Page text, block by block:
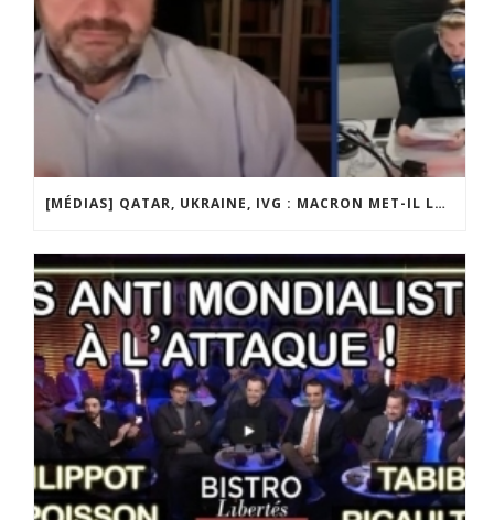
[MÉDIAS] QATAR, UKRAINE, IVG : MACRON MET-IL LA FRANCE EN DANGER ? JF POISSON INVITÉ DE LIGNE DROITE SUR RADIO COURTOISIE